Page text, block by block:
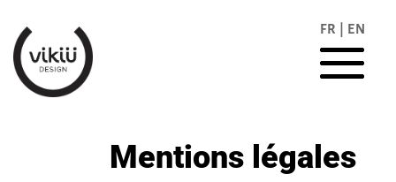
FR | EN
Mentions légales